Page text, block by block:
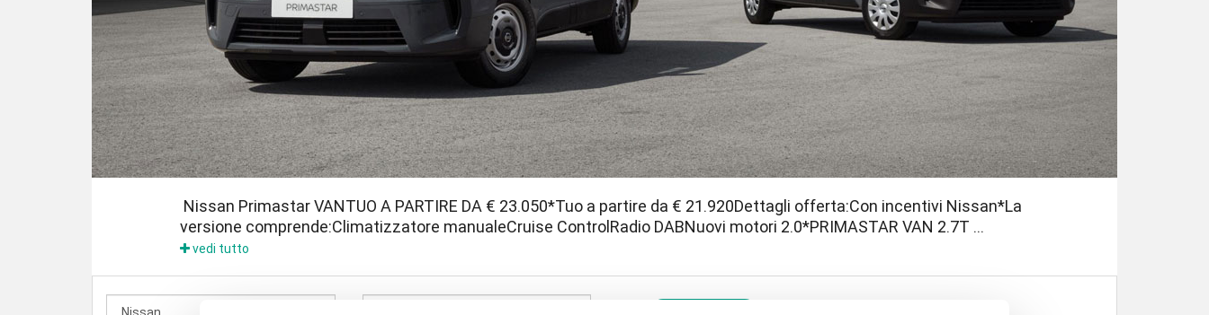
Nissan Primastar VANTUO A PARTIRE DA € 23.050*Tuo a partire da € 21.920Dettagli offerta:Con incentivi Nissan*La
versione comprende:Climatizzatore manualeCruise ControlRadio DABNuovi motori 2.0*PRIMASTAR VAN 2.7T ...
vedi tutto